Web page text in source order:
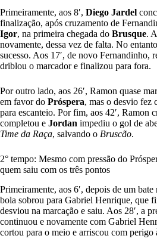
Primeiramente, aos 8′, Diego Jardel
finalização, após cruzamento de
Igor, na primeira chegada do Brusque.
novamente, dessa vez de falta. No
sucesso. Aos 17′, de novo Fernandinho,
driblou o marcador e finalizou para fora.
Por outro lado, aos 26′, Ramon quase
em favor do Próspera, mas o desvio fez
para escanteio. Por fim, aos 42′, Ramon
completou e Jordan impediu o gol de
Time da Raça, salvando o Bruscão.
2° tempo: Mesmo com pressão do
quem saiu com os três pontos
Primeiramente, aos 6′, depois de um bate
bola sobrou para Gabriel Henrique, que
desviou na marcação e saiu. Aos 28′, a
continuou e novamente com Gabriel
cortou para o meio e arriscou com perigo